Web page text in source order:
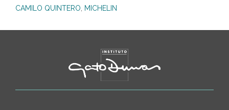
CAMILO QUINTERO
MICHELIN